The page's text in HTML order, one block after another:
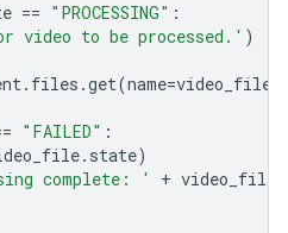
== "PROCESSING" :
video to be processed.' )
. files .get(name=video_file
"FAILED" :
. state)
complete: ' + video_file